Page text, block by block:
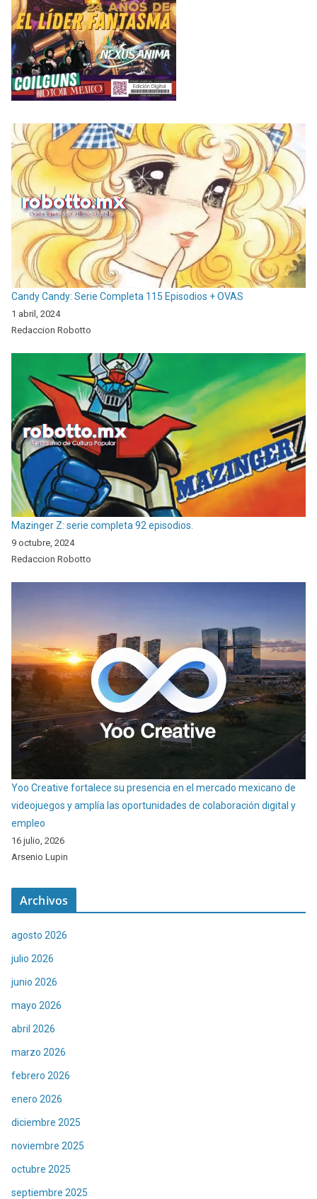
Candy Candy: Serie Completa 115 Episodios + OVAS
1 abril, 2024
Redaccion Robotto
Mazinger Z: serie completa 92 episodios.
9 octubre, 2024
Redaccion Robotto
Yoo Creative fortalece su presencia en el mercado mexicano de
videojuegos y amplía las oportunidades de colaboración digital y
empleo
16 julio, 2026
Arsenio Lupin
Archivos
agosto 2026
julio 2026
junio 2026
mayo 2026
abril 2026
marzo 2026
febrero 2026
enero 2026
diciembre 2025
noviembre 2025
octubre 2025
septiembre 2025